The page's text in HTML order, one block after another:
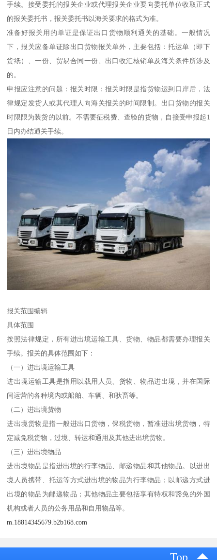
手续。接受委托的报关企业或代理报关企业要向委托单位收取正式
的报关委托书，报关委托书以海关要求的格式为准。
准备好报关用的单证是保证出口货物顺利通关的基础。一般情况
下，报关应备单证除出口货物报关单外，主要包括：托运单（即下
货纸）、一份、贸易合同一份、出口收汇核销单及海关条件所涉及
的。
申报应注意的问题：报关时限：报关时限是指货物运到口岸后，法
律规定发货人或其代理人向海关报关的时间限制。出口货物的报关
时限限为装货的以前。不需要征税费、查验的货物，自接受申报起1
日内办结通关手续。
报关范围编辑
具体范围
按照法律规定，所有进出境运输工具、货物、物品都需要办理报关
手续。报关的具体范围如下：
（一）进出境运输工具
进出境运输工具是指用以载用人员、货物、物品进出境，并在国际
间运营的各种境内或船舶、车辆、和驮畜等。
（二）进出境货物
进出境货物是指一般进出口货物，保税货物，暂准进出境货物，特
定减免税货物，过境、转运和通用及其他进出境货物。
（三）进出境物品
进出境物品是指进出境的行李物品、邮递物品和其他物品。以进出
境人员携带、托运等方式进出境的物品为行李物品；以邮递方式进
出境的物品为邮递物品；其他物品主要包括享有特权和豁免的外国
机构或者人员的公务用品和自用物品等。
m.18814345679.b2b168.com
Top